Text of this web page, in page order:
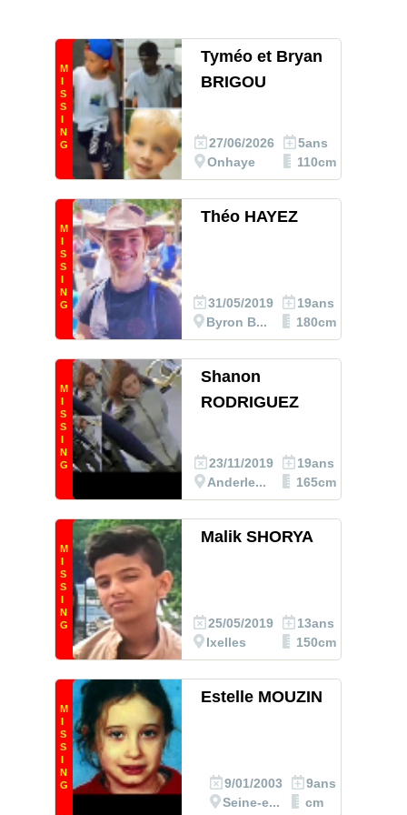
M
I
S
S
I
N
G
Tyméo et Bryan
BRIGOU
27/06/2026
Onhaye
5ans
110cm
M
I
S
S
I
N
G
Théo HAYEZ
31/05/2019
Byron B...
19ans
180cm
M
I
S
S
I
N
G
Shanon
RODRIGUEZ
23/11/2019
Anderle...
19ans
165cm
M
I
S
S
I
N
G
Malik SHORYA
25/05/2019
Ixelles
13ans
150cm
M
I
S
S
I
N
G
Estelle MOUZIN
9/01/2003
Seine-e...
9ans
cm